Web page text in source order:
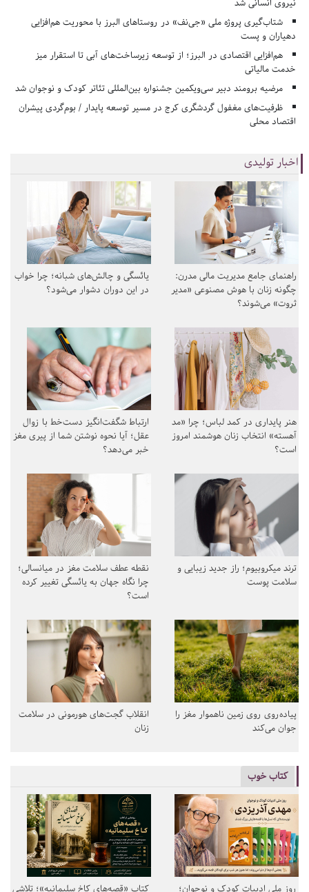
شتاب‌گیری پروژه ملی «جی‌نف» در روستاهای البرز با محوریت هم‌افزایی
دهیاران و پست
هم‌افزایی اقتصادی در البرز؛ از توسعه زیرساخت‌های آبی تا استقرار میز
خدمت مالیاتی
مرضیه برومند دبیر سی‌ویکمین جشنواره بین‌المللی تئاتر کودک و نوجوان شد
ظرفیت‌های مغفول گردشگری کرج در مسیر توسعه پایدار / بوم‌گردی پیشران
اقتصاد محلی
اخبار تولیدی
راهنمای جامع مدیریت مالی مدرن:
چگونه زنان با هوش مصنوعی «مدیر
ثروت» می‌شوند؟
یائسگی و چالش‌های شبانه؛ چرا خواب
در این دوران دشوار می‌شود؟
هنر پایداری در کمد لباس؛ چرا «مد
آهسته» انتخاب زنان هوشمند امروز
است؟
ارتباط شگفت‌انگیز دست‌خط با زوال
عقل؛ آیا نحوه نوشتن شما از پیری مغز
خبر می‌دهد؟
ترند میکروبیوم؛ راز جدید زیبایی و
سلامت پوست
نقطه عطف سلامت مغز در میانسالی؛
چرا نگاه جهان به یائسگی تغییر کرده
است؟
پیاده‌روی روی زمین ناهموار مغز را
جوان می‌کند
انقلاب گجت‌های هورمونی در سلامت
زنان
کتاب خوب